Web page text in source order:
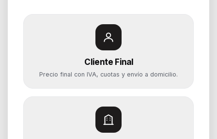
Cliente Final
Precio final con IVA, cuotas y envío a domicilio.
Categorías
Notebooks
Computadoras y PCs
Componentes
Almacenamiento
Monitores y Pantallas